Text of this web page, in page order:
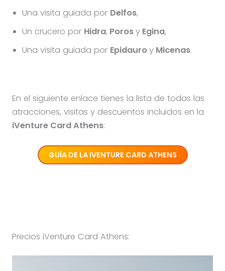
Una visita guiada por Delfos,
Un crucero por Hidra, PorosyEgina,
Una visita guiada por EpidauroyMicenas.
En el siguiente enlace tienes la lista de todas las
atracciones, visitas y descuentos incluidos en la
iVenture Card Athens:
GUÍA DE LA IVENTURE CARD ATHENS
Precios iVenture Card Athens: